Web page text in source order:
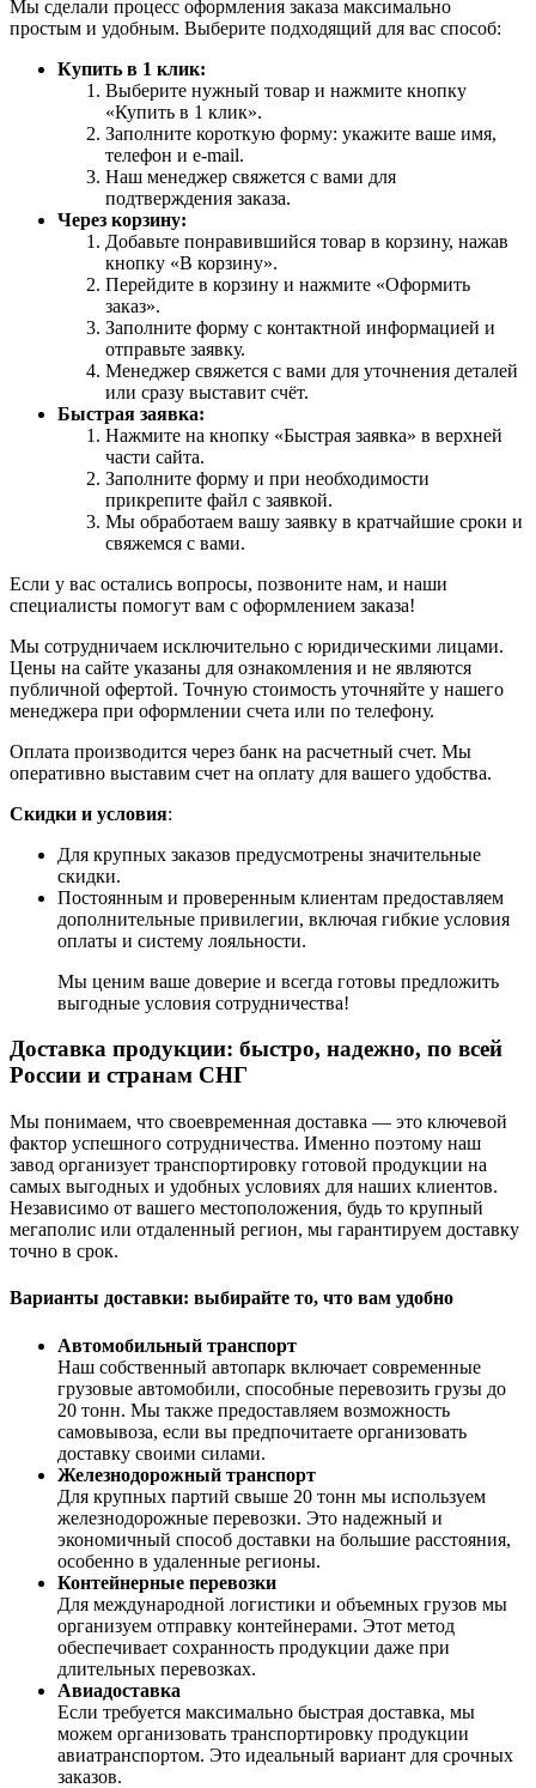
Мы сделали процесс оформления заказа максимально
простым и удобным. Выберите подходящий для вас способ:
Купить в 1 клик:
Выберите нужный товар и нажмите кнопку
«Купить в 1 клик».
Заполните короткую форму: укажите ваше имя,
телефон и e-mail.
Наш менеджер свяжется с вами для
подтверждения заказа.
Через корзину:
Добавьте понравившийся товар в корзину, нажав
кнопку «В корзину».
Перейдите в корзину и нажмите «Оформить
заказ».
Заполните форму с контактной информацией и
отправьте заявку.
Менеджер свяжется с вами для уточнения деталей
или сразу выставит счёт.
Быстрая заявка:
Нажмите на кнопку «Быстрая заявка» в верхней
части сайта.
Заполните форму и при необходимости
прикрепите файл с заявкой.
Мы обработаем вашу заявку в кратчайшие сроки и
свяжемся с вами.
Если у вас остались вопросы, позвоните нам, и наши
специалисты помогут вам с оформлением заказа!
Мы сотрудничаем исключительно с юридическими лицами.
Цены на сайте указаны для ознакомления и не являются
публичной офертой. Точную стоимость уточняйте у нашего
менеджера при оформлении счета или по телефону.
Оплата производится через банк на расчетный счет. Мы
оперативно выставим счет на оплату для вашего удобства.
Скидки и условия:
Для крупных заказов предусмотрены значительные
скидки.
Постоянным и проверенным клиентам предоставляем
дополнительные привилегии, включая гибкие условия
оплаты и систему лояльности.
Мы ценим ваше доверие и всегда готовы предложить
выгодные условия сотрудничества!
Доставка продукции: быстро, надежно, по всей
России и странам СНГ
Мы понимаем, что своевременная доставка — это ключевой
фактор успешного сотрудничества. Именно поэтому наш
завод организует транспортировку готовой продукции на
самых выгодных и удобных условиях для наших клиентов.
Независимо от вашего местоположения, будь то крупный
мегаполис или отдаленный регион, мы гарантируем доставку
точно в срок.
Варианты доставки: выбирайте то, что вам удобно
Автомобильный транспорт
Наш собственный автопарк включает современные
грузовые автомобили, способные перевозить грузы до
20 тонн. Мы также предоставляем возможность
самовывоза, если вы предпочитаете организовать
доставку своими силами.
Железнодорожный транспорт
Для крупных партий свыше 20 тонн мы используем
железнодорожные перевозки. Это надежный и
экономичный способ доставки на большие расстояния,
особенно в удаленные регионы.
Контейнерные перевозки
Для международной логистики и объемных грузов мы
организуем отправку контейнерами. Этот метод
обеспечивает сохранность продукции даже при
длительных перевозках.
Авиадоставка
Если требуется максимально быстрая доставка, мы
можем организовать транспортировку продукции
авиатранспортом. Это идеальный вариант для срочных
заказов.